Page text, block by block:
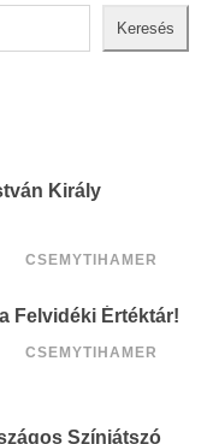
Keresés
Király
CSEMYTIHAMER
Felvidéki Értéktár!
CSEMYTIHAMER
Színjátszó